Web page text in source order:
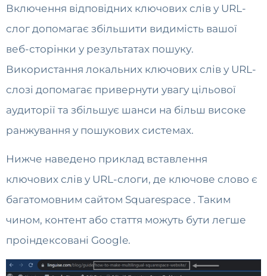
Включення відповідних ключових слів у URL-
слог допомагає збільшити видимість вашої
веб-сторінки у результатах пошуку.
Використання локальних ключових слів у URL-
слозі допомагає привернути увагу цільової
аудиторії та збільшує шанси на більш високе
ранжування у пошукових системах.
Нижче наведено приклад вставлення
ключових слів у URL-слоги, де ключове слово є
багатомовним сайтом Squarespace . Таким
чином, контент або стаття можуть бути легше
проіндексовані Google.